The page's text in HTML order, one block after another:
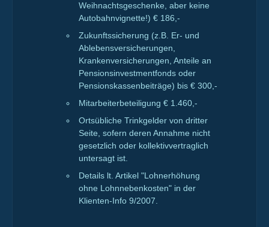
Weihnachtsgeschenke, aber keine
Autobahnvignette!) € 186,-
Zukunftssicherung (z.B. Er- und
Ablebensversicherungen,
Krankenversicherungen, Anteile an
Pensionsinvestmentfonds oder
Pensionskassenbeiträge) bis € 300,-
Mitarbeiterbeteiligung € 1.460,-
Ortsübliche Trinkgelder von dritter
Seite, sofern deren Annahme nicht
gesetzlich oder kollektivvertraglich
untersagt ist.
Details lt. Artikel "Lohnerhöhung
ohne Lohnnebenkosten" in der
Klienten-Info 9/2007.